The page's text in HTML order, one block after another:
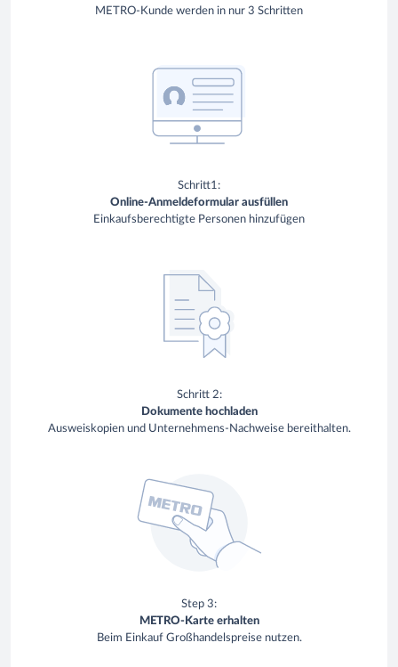
METRO-Kunde werden in nur 3 Schritten
Schritt1:
Online-Anmeldeformular ausfüllen
Einkaufsberechtigte Personen hinzufügen
Schritt 2:
Dokumente hochladen
Ausweiskopien und Unternehmens-Nachweise bereithalten.
Step 3:
METRO-Karte erhalten
Beim Einkauf Großhandelspreise nutzen.